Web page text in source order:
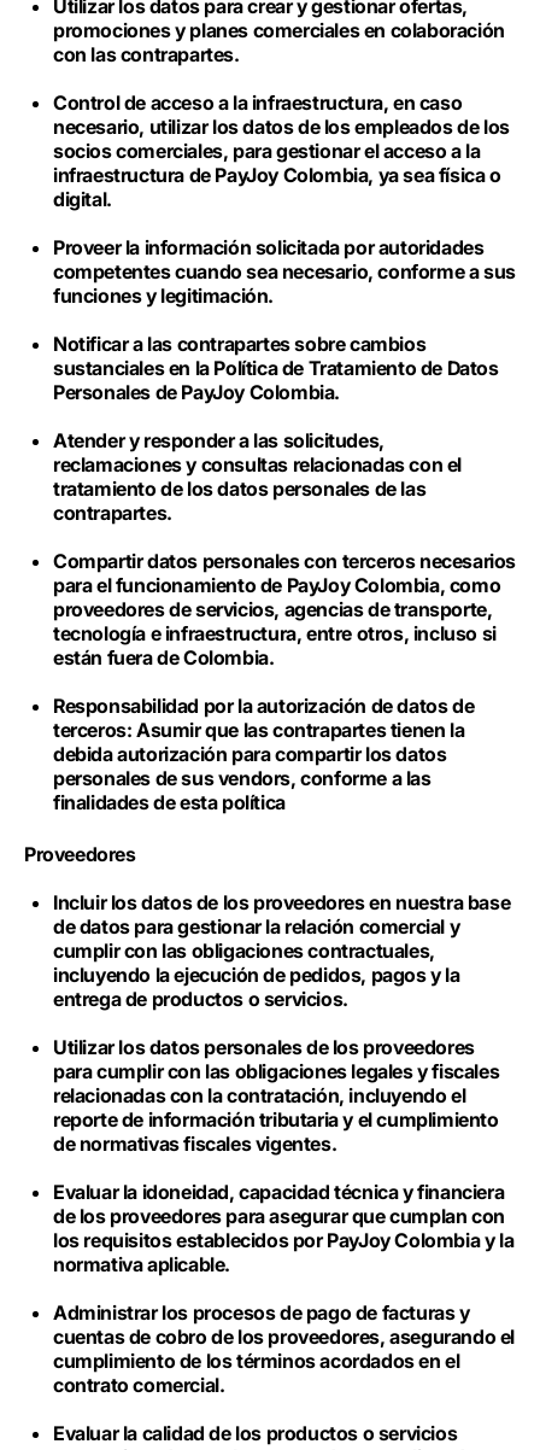
Utilizar los datos para crear y gestionar ofertas,
promociones y planes comerciales en colaboración
con las contrapartes.
Control de acceso a la infraestructura, en caso
necesario, utilizar los datos de los empleados de los
socios comerciales, para gestionar el acceso a la
infraestructura de PayJoy Colombia, ya sea física o
digital.
Proveer la información solicitada por autoridades
competentes cuando sea necesario, conforme a sus
funciones y legitimación.
Notificar a las contrapartes sobre cambios
sustanciales en la Política de Tratamiento de Datos
Personales de PayJoy Colombia.
Atender y responder a las solicitudes,
reclamaciones y consultas relacionadas con el
tratamiento de los datos personales de las
contrapartes.
Compartir datos personales con terceros necesarios
para el funcionamiento de PayJoy Colombia, como
proveedores de servicios, agencias de transporte,
tecnología e infraestructura, entre otros, incluso si
están fuera de Colombia.
Responsabilidad por la autorización de datos de
terceros: Asumir que las contrapartes tienen la
debida autorización para compartir los datos
personales de sus vendors, conforme a las
finalidades de esta política
Proveedores
Incluir los datos de los proveedores en nuestra base
de datos para gestionar la relación comercial y
cumplir con las obligaciones contractuales,
incluyendo la ejecución de pedidos, pagos y la
entrega de productos o servicios.
Utilizar los datos personales de los proveedores
para cumplir con las obligaciones legales y fiscales
relacionadas con la contratación, incluyendo el
reporte de información tributaria y el cumplimiento
de normativas fiscales vigentes.
Evaluar la idoneidad, capacidad técnica y financiera
de los proveedores para asegurar que cumplan con
los requisitos establecidos por PayJoy Colombia y la
normativa aplicable.
Administrar los procesos de pago de facturas y
cuentas de cobro de los proveedores, asegurando el
cumplimiento de los términos acordados en el
contrato comercial.
Evaluar la calidad de los productos o servicios